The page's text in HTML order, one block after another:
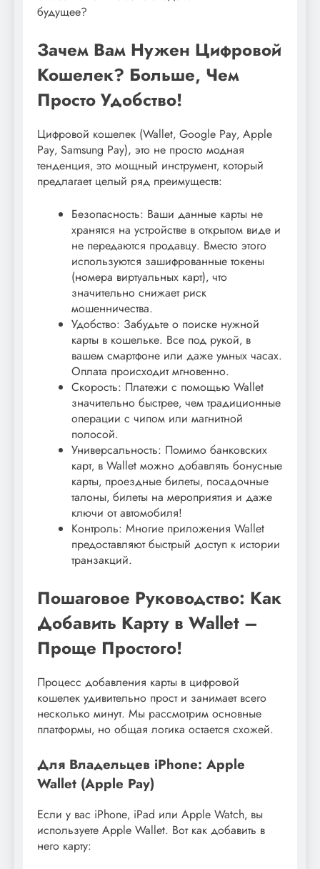
будущее?
Зачем Вам Нужен Цифровой
Кошелек? Больше‚ Чем
Просто Удобство!
Цифровой кошелек (Wallet‚ Google Pay‚ Apple
Pay‚ Samsung Pay), это не просто модная
тенденция‚ это мощный инструмент‚ который
предлагает целый ряд преимуществ:
Безопасность: Ваши данные карты не
хранятся на устройстве в открытом виде и
не передаются продавцу. Вместо этого
используются зашифрованные токены
(номера виртуальных карт)‚ что
значительно снижает риск
мошенничества.
Удобство: Забудьте о поиске нужной
карты в кошельке. Все под рукой‚ в
вашем смартфоне или даже умных часах.
Оплата происходит мгновенно.
Скорость: Платежи с помощью Wallet
значительно быстрее‚ чем традиционные
операции с чипом или магнитной
полосой.
Универсальность: Помимо банковских
карт‚ в Wallet можно добавлять бонусные
карты‚ проездные билеты‚ посадочные
талоны‚ билеты на мероприятия и даже
ключи от автомобиля!
Контроль: Многие приложения Wallet
предоставляют быстрый доступ к истории
транзакций.
Пошаговое Руководство: Как
Добавить Карту в Wallet –
Проще Простого!
Процесс добавления карты в цифровой
кошелек удивительно прост и занимает всего
несколько минут. Мы рассмотрим основные
платформы‚ но общая логика остается схожей.
Для Владельцев iPhone: Apple
Wallet (Apple Pay)
Если у вас iPhone‚ iPad или Apple Watch‚ вы
используете Apple Wallet. Вот как добавить в
него карту: